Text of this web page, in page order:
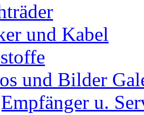
und Kabel
und Bilder
u.